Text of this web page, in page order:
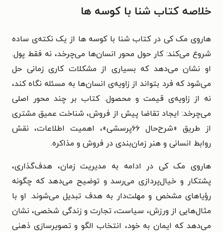
خلاصه کتاب شنا با کوسه ها
هاروی مک‌ کی در کتاب شنا با کوسه‌ ها از یک نکته‌ی ساده
شروع می‌کند: کار حول محور انسان‌ها می‌چرخد، نه فقط پول.
او نشان می‌دهد که بسیاری از مشکلات کاری زمانی حل
می‌شود که فرد بتواند از زاویه‌ی انسان‌ها به مسئله نگاه کند،
نه از زاویه‌ی قیمت و محصول. کتاب بر چند محور اصلی
می‌چرخد: ایجاد تقاضا پیش از فروش، شناخت عمیق مشتری
از طریق «شرح‌حال ۶۶پرسشی»، اهمیت اطلاعات، نقش
روابط انسانی و هنر زمان‌بندی در فروش و مذاکره.
هاروی مک‌ کی در ادامه به مدیریت زمان، هدف‌گذاری،
پشتکار و خیال‌پردازی می‌رسد و توضیح می‌دهد که چگونه
رؤیاهای مشخص و مهلت‌دار به هدف تبدیل می‌شوند. او با
مثال‌هایی از ورزش، سیاست، تجارت و زندگی شخصی، نشان
می‌دهد که ایمان به خود، انتخاب الگو و تصویرسازی ذهنی